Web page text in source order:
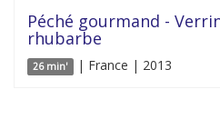
Péché gourmand -
rhubarbe
26 min' | France | 2013